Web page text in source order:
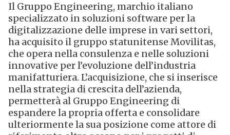
Il Gruppo Engineering, marchio italiano
specializzato in soluzioni software per la
digitalizzazione delle imprese in vari settori,
ha acquisito il gruppo statunitense Movilitas,
che opera nella consulenza e nelle soluzioni
innovative per l’evoluzione dell’industria
manifatturiera. L’acquisizione, che si inserisce
nella strategia di crescita dell’azienda,
permetterà al Gruppo Engineering di
espandere la propria offerta e consolidare
ulteriormente la sua posizione come attore di